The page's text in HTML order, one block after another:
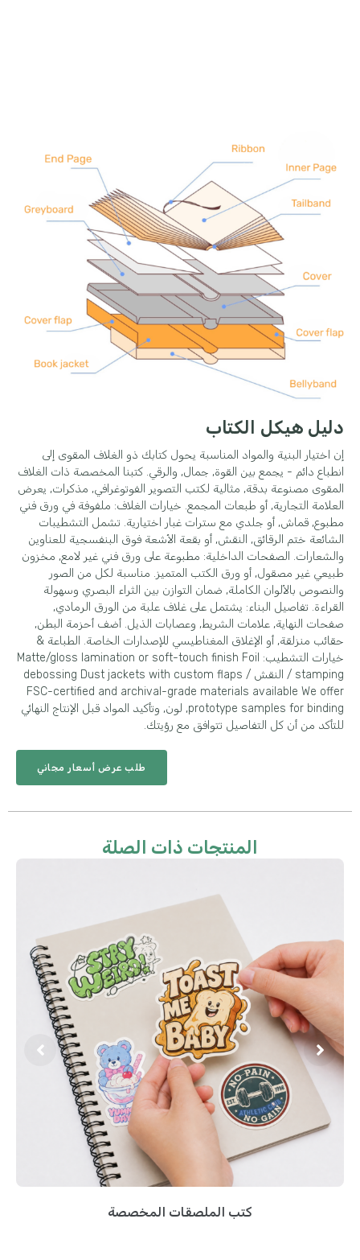
دليل هيكل الكتاب
إن اختيار البنية والمواد المناسبة يحول كتابك ذو الغلاف المقوى إلى
انطباع دائم - يجمع بين القوة, جمال, والرقي. كتبنا المخصصة ذات الغلاف
المقوى مصنوعة بدقة, مثالية لكتب التصوير الفوتوغرافي, مذكرات, يعرض
العلامة التجارية, أو طبعات المجمع. خيارات الغلاف: ملفوفة في ورق فني
مطبوع, قماش, أو جلدي مع سترات غبار اختيارية. تشمل التشطيبات
الشائعة ختم الرقائق, النقش, أو بقعة الأشعة فوق البنفسجية للعناوين
والشعارات. الصفحات الداخلية: مطبوعة على ورق فني غير لامع, مخزون
طبيعي غير مصقول, أو ورق الكتب المتميز. مناسبة لكل من الصور
والنصوص بالألوان الكاملة, ضمان التوازن بين الثراء البصري وسهولة
القراءة. تفاصيل البناء: يشتمل على غلاف علبة من الورق الرمادي,
صفحات النهاية, علامات الشريط, وعصابات الذيل. أضف أحزمة البطن,
حقائب منزلقة, أو الإغلاق المغناطيسي للإصدارات الخاصة. الطباعة &
خيارات التشطيب:Matte/gloss lamination or soft-touch finish Foil
stamping/ النقش / debossing Dust jackets with custom flaps
FSC-certified and archival-grade materials available We offer
prototype samples for binding, لون, وتأكيد المواد قبل الإنتاج النهائي
للتأكد من أن كل التفاصيل تتوافق مع رؤيتك.
طلب عرض أسعار مجاني
المنتجات ذات الصلة
كتب الملصقات المخصصة